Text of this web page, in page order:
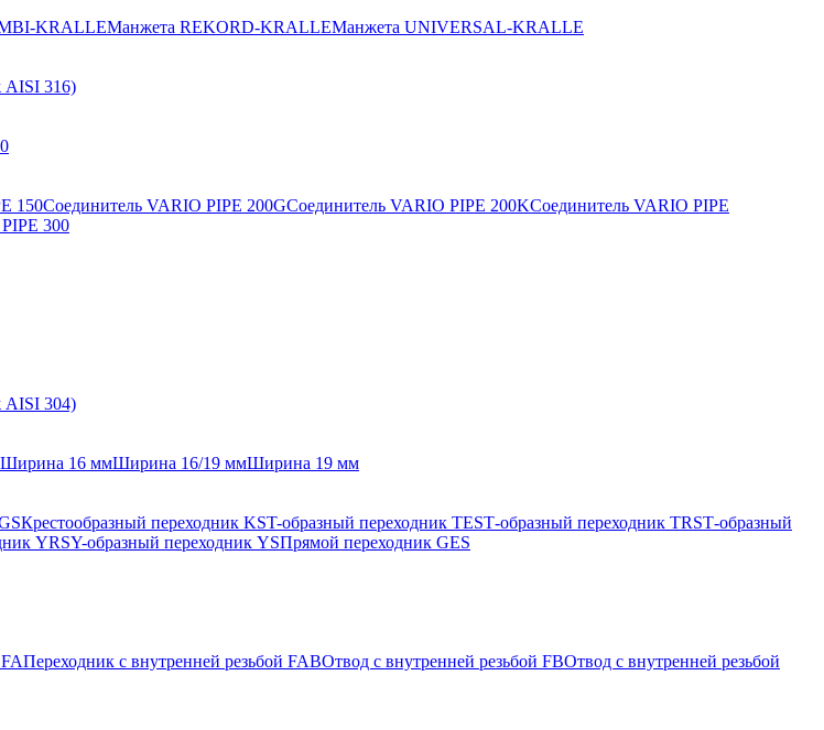
KRALLEМанжета REKORD-KRALLEМанжета UNIVERSAL-KRALLE
AISI 316)
150Соединитель VARIO PIPE 200GСоединитель VARIO PIPE 200KСоединитель VARIO PIPE
300
AISI 304)
Ширина 16 ммШирина 16/19 ммШирина 19 мм
Крестообразный переходник KST-образный переходник TESТ-образный переходник TRSТ-образный
YRSY-образный переходник YSПрямой переходник GES
Переходник с внутренней резьбой FABОтвод с внутренней резьбой FBОтвод с внутренней резьбой